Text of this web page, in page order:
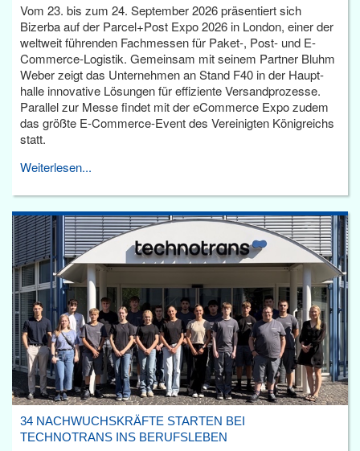
Vom 23. bis zum 24. September 2026 präsentiert sich
Bizerba auf der Parcel+Post Expo 2026 in London, einer der
weltweit führenden Fachmessen für Paket-, Post- und E-
Commerce-Logistik. Gemeinsam mit seinem Partner Bluhm
Weber zeigt das Unternehmen an Stand F40 in der Haupt­
halle innovative Lösungen für effiziente Versandprozesse.
Parallel zur Messe findet mit der eCommerce Expo zudem
das größte E-Commerce-Event des Vereinigten Königreichs
statt.
Weiterlesen...
34 NACHWUCHSKRÄFTE STARTEN BEI
TECHNOTRANS INS BERUFSLEBEN